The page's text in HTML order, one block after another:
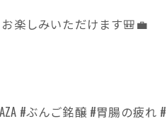
楽しみいただけます🎒💼
#ぶんご銘醸 #胃腸の疲れ